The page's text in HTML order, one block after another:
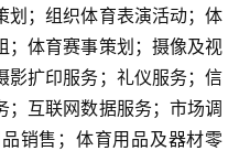
划；组织体育表演活动；体
；体育赛事策划；摄像及视
影扩印服务；礼仪服务；信
；互联网数据服务；市场调
销售；体育用品及器材零